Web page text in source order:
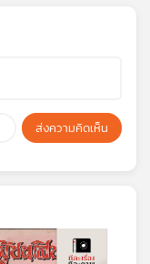
ส่งความคิดเห็น